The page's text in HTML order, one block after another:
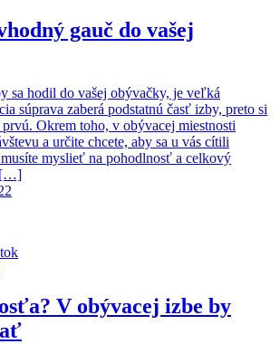
gauč do vašej
sa hodil do vašej obývačky, je veľká
súprava zaberá podstatnú časť izby, preto si
Okrem toho, v obývacej miestnosti
a určite chcete, aby sa u vás cítili
myslieť na pohodlnosť a celkový
[…]
V obývacej izbe by